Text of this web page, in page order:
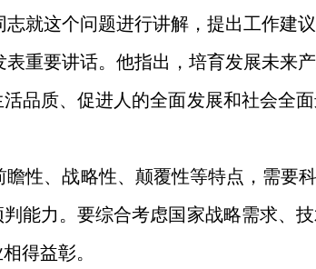
就这个问题进行讲解，提出工作建
重要讲话。他指出，培育发展未来
品质、促进人的全面发展和社会全
性、战略性、颠覆性等特点，需要
能力。要综合考虑国家战略需求、
得益彰。